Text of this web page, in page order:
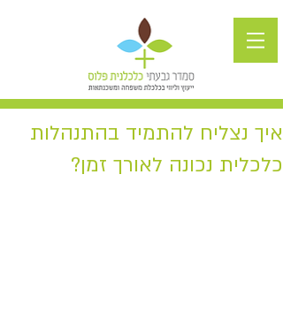
איך נצליח להתמיד בהתנהלות
כלכלית נכונה לאורך זמן?